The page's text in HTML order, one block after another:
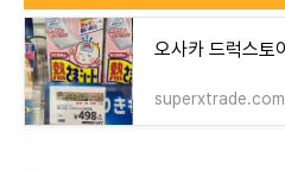
superxtrade.com